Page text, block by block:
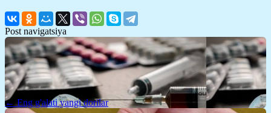
Post navigatsiya
← Eng g'alati yangi dorilar